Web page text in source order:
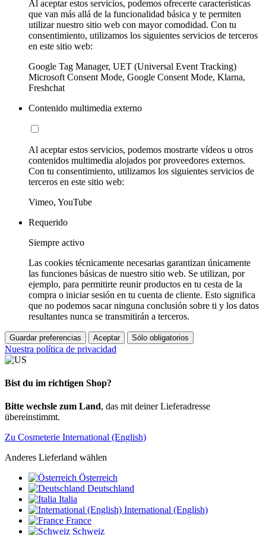
Al aceptar estos servicios, podemos ofrecerte características
que van más allá de la funcionalidad básica y te permiten
utilizar nuestro sitio web con mayor comodidad. Con tu
consentimiento, utilizamos los siguientes servicios de terceros
en este sitio web:
Google Tag Manager, UET (Universal Event Tracking)
Microsoft Consent Mode, Google Consent Mode, Klarna,
Freshchat
Contenido multimedia externo
Al aceptar estos servicios, podemos mostrarte vídeos u otros
contenidos multimedia alojados por proveedores externos.
Con tu consentimiento, utilizamos los siguientes servicios de
terceros en este sitio web:
Vimeo, YouTube
Requerido
Siempre activo
Las cookies técnicamente necesarias garantizan únicamente
las funciones básicas de nuestro sitio web. Se utilizan, por
ejemplo, para permitirte reunir productos en tu cesta de la
compra o iniciar sesión en tu cuenta de cliente. Esto significa
que no podemos sacar ninguna conclusión sobre ti y los datos
resultantes nunca se transmitirán a terceros.
Guardar preferencias Aceptar Sólo obligatorios
Nuestra política de privacidad
Bist du im richtigen Shop?
Bitte wechsle zum Land, das mit deiner Lieferadresse
übereinstimmt.
Zu Cosmeterie International (English)
Anderes Lieferland wählen
Österreich
Deutschland
Italia
International (English)
France
Schweiz